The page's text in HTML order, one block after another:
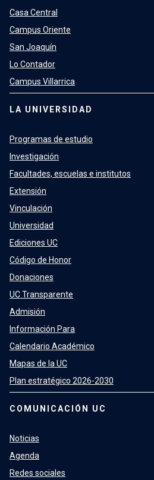
Casa Central
Campus Oriente
San Joaquín
Lo Contador
Campus Villarrica
LA UNIVERSIDAD
Programas de estudio
Investigación
Facultades, escuelas e institutos
Extensión
Vinculación
Universidad
Ediciones UC
Código de Honor
Donaciones
UC Transparente
Admisión
Información Para
Calendario Académico
Mapas de la UC
Plan estratégico 2026-2030
COMUNICACIÓN UC
Noticias
Agenda
Redes sociales